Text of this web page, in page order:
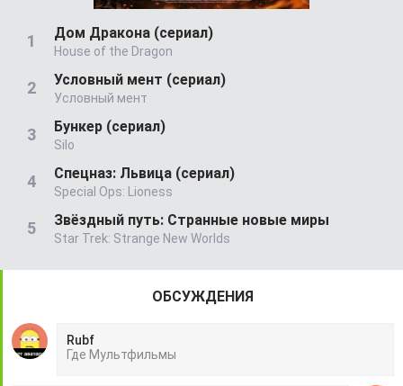
Дом Дракона (сериал)
House of the Dragon
Условный мент (сериал)
Условный мент
Бункер (сериал)
Silo
Спецназ: Львица (сериал)
Special Ops: Lioness
Звёздный путь: Странные новые миры
Star Trek: Strange New Worlds
ОБСУЖДЕНИЯ
Rubf
Гдe Mультфильмы